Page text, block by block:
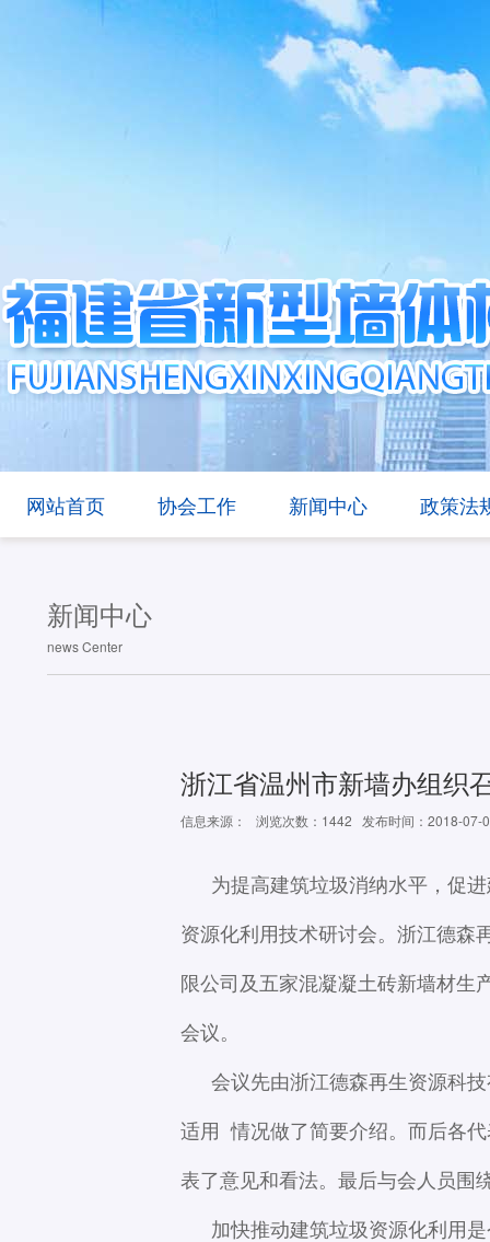
网站首页 协会工作 新闻中心 政策法
新闻中心
news Center
浙江省温州市新墙办组织
信息来源： 浏览次数：1442 发布时间：2018-07-
为提高建筑垃圾消纳水平，促
资源化利用技术研讨会。浙江德森
限公司及五家混凝凝土砖新墙材生
会议。
会议先由浙江德森再生资源科
适用 情况做了简要介绍。而后各
表了意见和看法。最后与会人员围
加快推动建筑垃圾资源化利用